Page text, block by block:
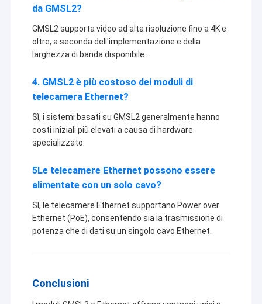
da GMSL2?
GMSL2 supporta video ad alta risoluzione fino a 4K e
oltre, a seconda dell'implementazione e della
larghezza di banda disponibile.
4. GMSL2 è più costoso dei moduli di
telecamera Ethernet?
Sì, i sistemi basati su GMSL2 generalmente hanno
costi iniziali più elevati a causa di hardware
specializzato.
5Le telecamere Ethernet possono essere
alimentate con un solo cavo?
Sì, le telecamere Ethernet supportano Power over
Ethernet (PoE), consentendo sia la trasmissione di
potenza che di dati su un singolo cavo Ethernet.
Conclusioni